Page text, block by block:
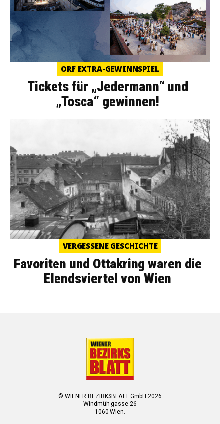
ORF EXTRA-GEWINNSPIEL
Tickets für „Jedermann“ und
„Tosca“ gewinnen!
VERGESSENE GESCHICHTE
Favoriten und Ottakring waren die
Elendsviertel von Wien
© WIENER BEZIRKSBLATT GmbH 2026
Windmühlgasse 26
1060 Wien.